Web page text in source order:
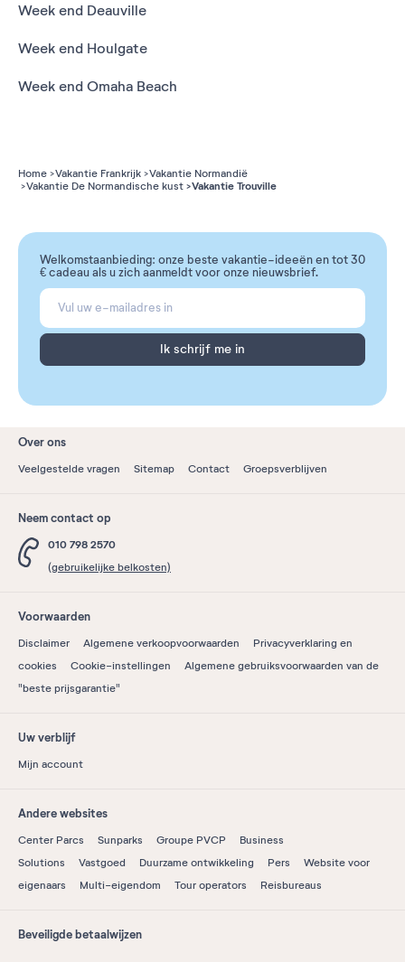
Week end Deauville
Week end Houlgate
Week end Omaha Beach
Home Vakantie Frankrijk
Vakantie Normandië
Vakantie De Normandische kust
Vakantie Trouville
Welkomstaanbieding: onze beste vakantie-ideeën en tot 30
€ cadeau als u zich aanmeldt voor onze nieuwsbrief.
Ik schrijf me in
Over ons
Veelgestelde vragen Sitemap Contact Groepsverblijven
Neem contact op
010 798 2570
(gebruikelijke belkosten)
Voorwaarden
Disclaimer Algemene verkoopvoorwaarden
Privacyverklaring en
cookies
Cookie-instellingen
Algemene gebruiksvoorwaarden van de
"beste prijsgarantie"
Uw verblijf
Mijn account
Andere websites
Center Parcs Sunparks Groupe PVCP
Business
Solutions
Vastgoed Duurzame ontwikkeling Pers
Website voor
eigenaars
Multi-eigendom Tour operators Reisbureaus
Beveiligde betaalwijzen